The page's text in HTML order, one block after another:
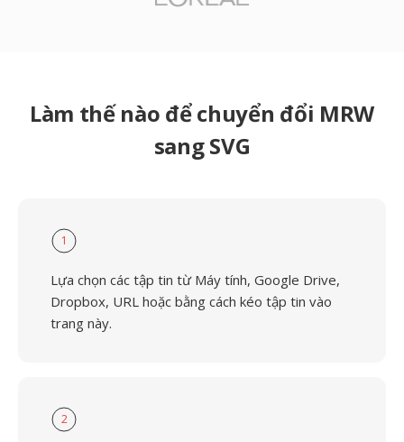
Làm thế nào để chuyển đổi MRW
sang SVG
1
Lựa chọn các tập tin từ Máy tính, Google Drive,
Dropbox, URL hoặc bằng cách kéo tập tin vào
trang này.
2